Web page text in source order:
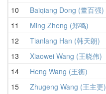
10 Baiqiang Dong (董百强)
11 Ming Zheng (郑鸣)
12 Tianlang Han (韩天朗)
13 Xiaowei Wang (王晓伟)
14 Heng Wang (王衡)
15 Zhugeng Wang (王主更)